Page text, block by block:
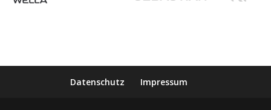
Datenschutz Impressum